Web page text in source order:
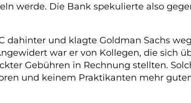
werde. Die Bank spekulierte also
dahinter und klagte Goldman Sachs
war er von Kollegen, die sich
Gebühren in Rechnung stellten.
und keinem Praktikanten mehr